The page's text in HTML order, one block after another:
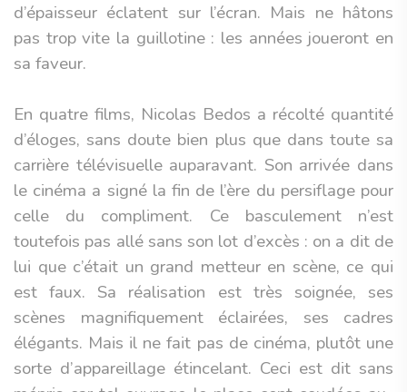
d’épaisseur éclatent sur l’écran. Mais ne hâtons
pas trop vite la guillotine : les années joueront en
sa faveur.
En quatre films, Nicolas Bedos a récolté quantité
d’éloges, sans doute bien plus que dans toute sa
carrière télévisuelle auparavant. Son arrivée dans
le cinéma a signé la fin de l’ère du persiflage pour
celle du compliment. Ce basculement n’est
toutefois pas allé sans son lot d’excès : on a dit de
lui que c’était un grand metteur en scène, ce qui
est faux. Sa réalisation est très soignée, ses
scènes magnifiquement éclairées, ses cadres
élégants. Mais il ne fait pas de cinéma, plutôt une
sorte d’appareillage étincelant. Ceci est dit sans